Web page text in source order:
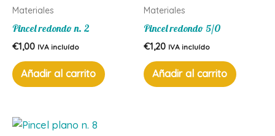
Materiales
Pincel redondo n. 2
€1,00 IVA incluído
Añadir al carrito
Materiales
Pincel redondo 5/0
€1,20 IVA incluído
Añadir al carrito